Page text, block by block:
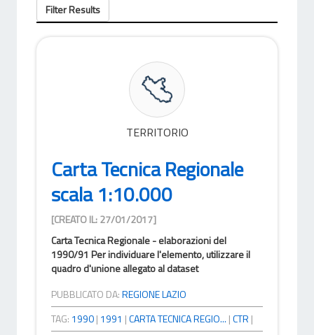
Filter Results
TERRITORIO
Carta Tecnica Regionale
scala 1:10.000
[CREATO IL: 27/01/2017]
Carta Tecnica Regionale - elaborazioni del
1990/91 Per individuare l'elemento, utilizzare il
quadro d'unione allegato al dataset
PUBBLICATO DA:REGIONE LAZIO
TAG: 1990| 1991 |CARTA TECNICA REGIO... |CTR |